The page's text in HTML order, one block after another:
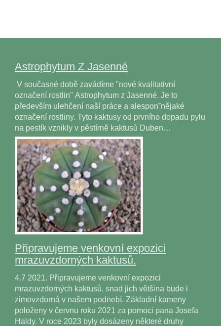
Astrophytum Z Jasenné
V současné době zavádíme "nové kvalitativní
označení rostlin" Astrophytum z Jasenné. Je to
především ulehčení naší práce a alesponˇnějaké
označení rostliny. Tyto kaktusy od prvního dopadu pylu
na pestík vznikly v pěstírně kaktusů Duben…
Připravujeme venkovní expozici
mrazuvzdorných kaktusů.
4.7 2021. Připravujeme venkovní expozici
mrazuvzdorných kaktusů, snad jich většina bude i
zimovzdorná v našem podnebí. Základní kameny
položeny v červnu roku 2021 za pomoci pana Josefa
Haldy. V roce 2023 byly dosázeny některé druhy